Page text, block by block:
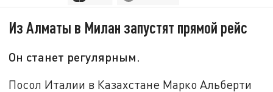
Из Алматы в Милан запустят прямой рейс
Он станет регулярным.
Посол Италии в Казахстане Марко Альберти